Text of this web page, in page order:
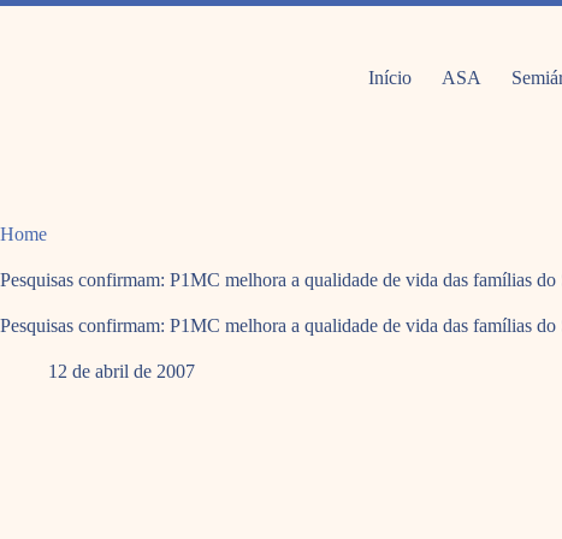
Pular
Início ASA
Home
Pesquisas confirmam: P1MC melhora a qualidade de vida das famílias
Pesquisas confirmam: P1MC melhora a qualidade de vida das famílias
12 de abril de 2007